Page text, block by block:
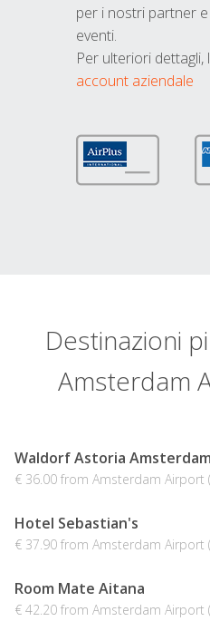
per i nostri partner
eventi.
Per ulteriori dettagli,
account aziendale
Destinazioni
Amsterdam
Waldorf Astoria Amsterdam
€ 36.00 from Amsterdam Airport
Hotel Sebastian's
€ 37.90 from Amsterdam Airport
Room Mate Aitana
€ 42.20 from Amsterdam Airport